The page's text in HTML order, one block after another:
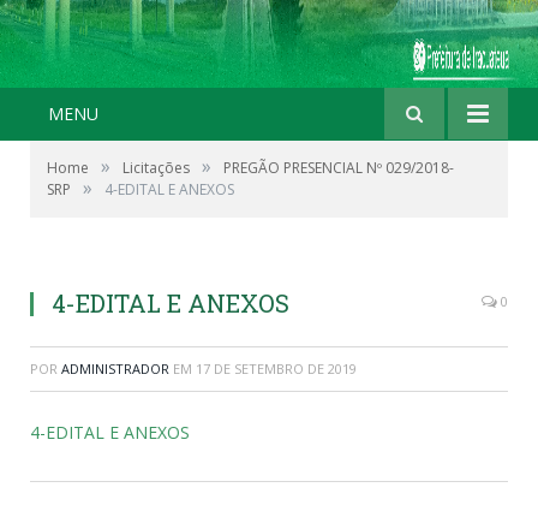
MENU
Home » Licitações »
PREGÃO PRESENCIAL Nº 029/2018-
SRP
» 4-EDITAL E ANEXOS
4-EDITAL E ANEXOS 0
POR ADMINISTRADOR EM 17 DE SETEMBRO DE 2019
4-EDITAL E ANEXOS